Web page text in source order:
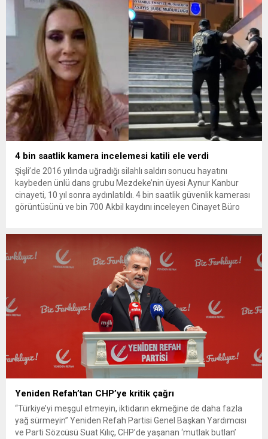
bulunan Dorukhan Büyükışık’a ilişkin yeniden açılan
soruşturmada tutuklamalar genişliyor. Son olarak dönemin...
4 bin saatlik kamera incelemesi katili ele verdi
Şişli’de 2016 yılında uğradığı silahlı saldırı sonucu hayatını
kaybeden ünlü dans grubu Mezdeke’nin üyesi Aynur Kanbur
cinayeti, 10 yıl sonra aydınlatıldı. 4 bin saatlik güvenlik kamerası
görüntüsünü ve bin 700 Akbil kaydını inceleyen Cinayet Büro
Yeniden Refah’tan CHP’ye kritik çağrı
“Türkiye’yi meşgul etmeyin, iktidarın ekmeğine de daha fazla
yağ sürmeyin” Yeniden Refah Partisi Genel Başkan Yardımcısı
ve Parti Sözcüsü Suat Kılıç, CHP’de yaşanan ‘mutlak butlan’